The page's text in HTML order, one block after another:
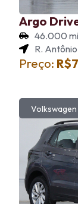
Argo
46.000
R.
Preço:
Volkswagen